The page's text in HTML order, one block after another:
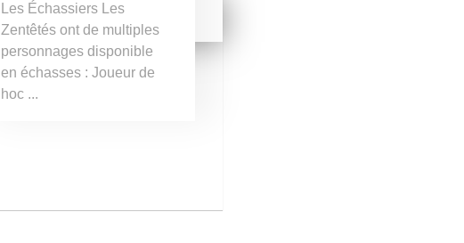
Les Échassiers Les
Zentêtés ont de multiples
personnages disponible
en échasses : Joueur de
hoc ...